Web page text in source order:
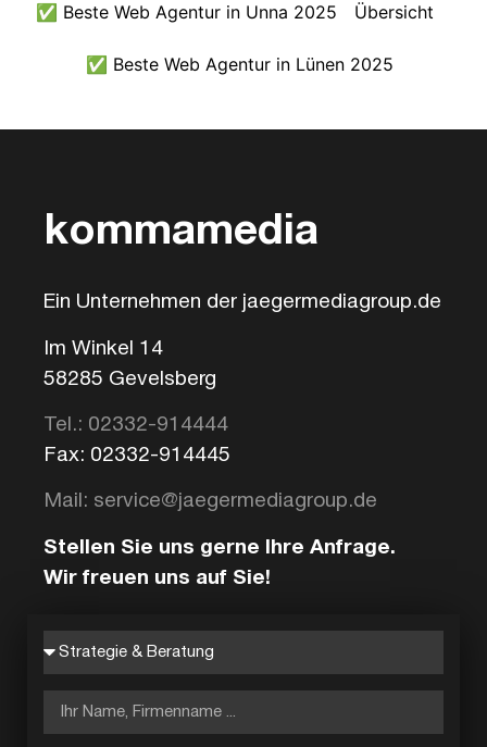
✅ Beste Web Agentur in Unna 2025 Übersicht
✅ Beste Web Agentur in Lünen 2025
kommamedia
Ein Unternehmen der jaegermediagroup.de
Im Winkel 14
58285 Gevelsberg
Tel.: 02332-914444
Fax: 02332-914445
Mail: service@jaegermediagroup.de
Stellen Sie uns gerne Ihre Anfrage.
Wir freuen uns auf Sie!